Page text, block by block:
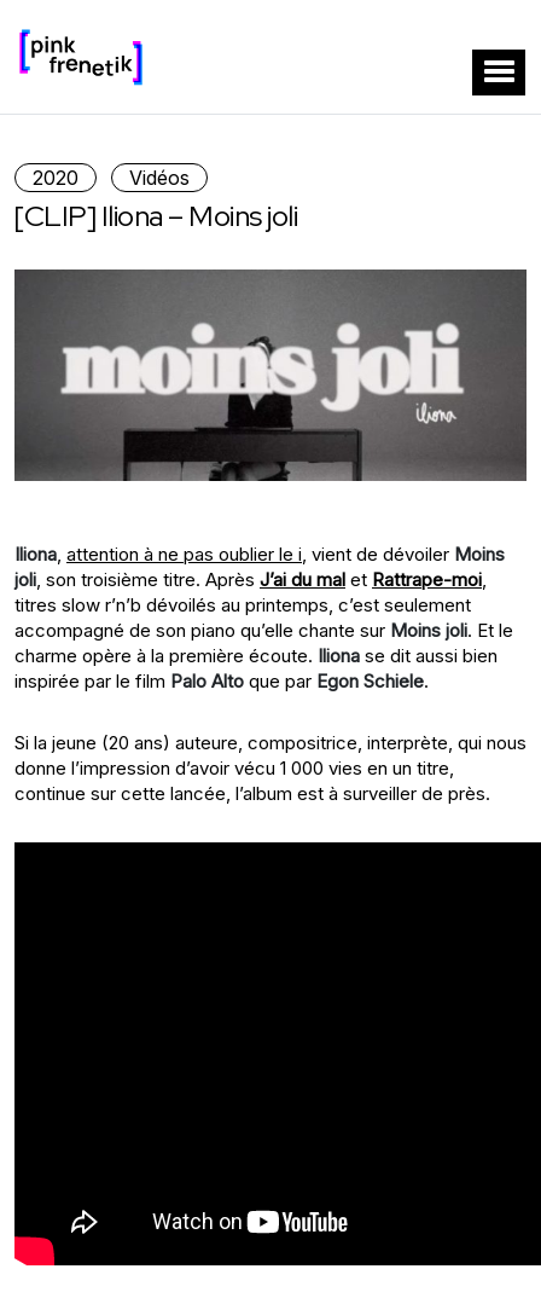
2020 Vidéos
[CLIP] Iliona – Moins joli
Iliona, attention à ne pas oublier le i, vient de dévoiler Moins
joli, son troisième titre. Après J’ai du mal et Rattrape-moi,
titres slow r’n’b dévoilés au printemps, c’est seulement
accompagné de son piano qu’elle chante sur Moins joli. Et le
charme opère à la première écoute. Iliona se dit aussi bien
inspirée par le film Palo Alto que par Egon Schiele.
Si la jeune (20 ans) auteure, compositrice, interprète, qui nous
donne l’impression d’avoir vécu 1 000 vies en un titre,
continue sur cette lancée, l’album est à surveiller de près.